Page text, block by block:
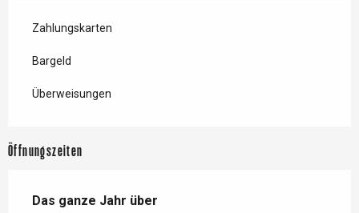
Zahlungskarten
Bargeld
Überweisungen
Öffnungszeiten
Das ganze Jahr über
Das ganze Jahr über